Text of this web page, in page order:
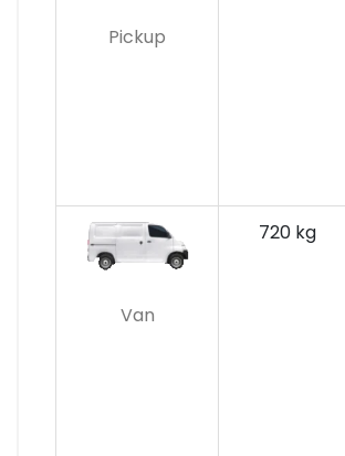
Pickup
Van
720 kg